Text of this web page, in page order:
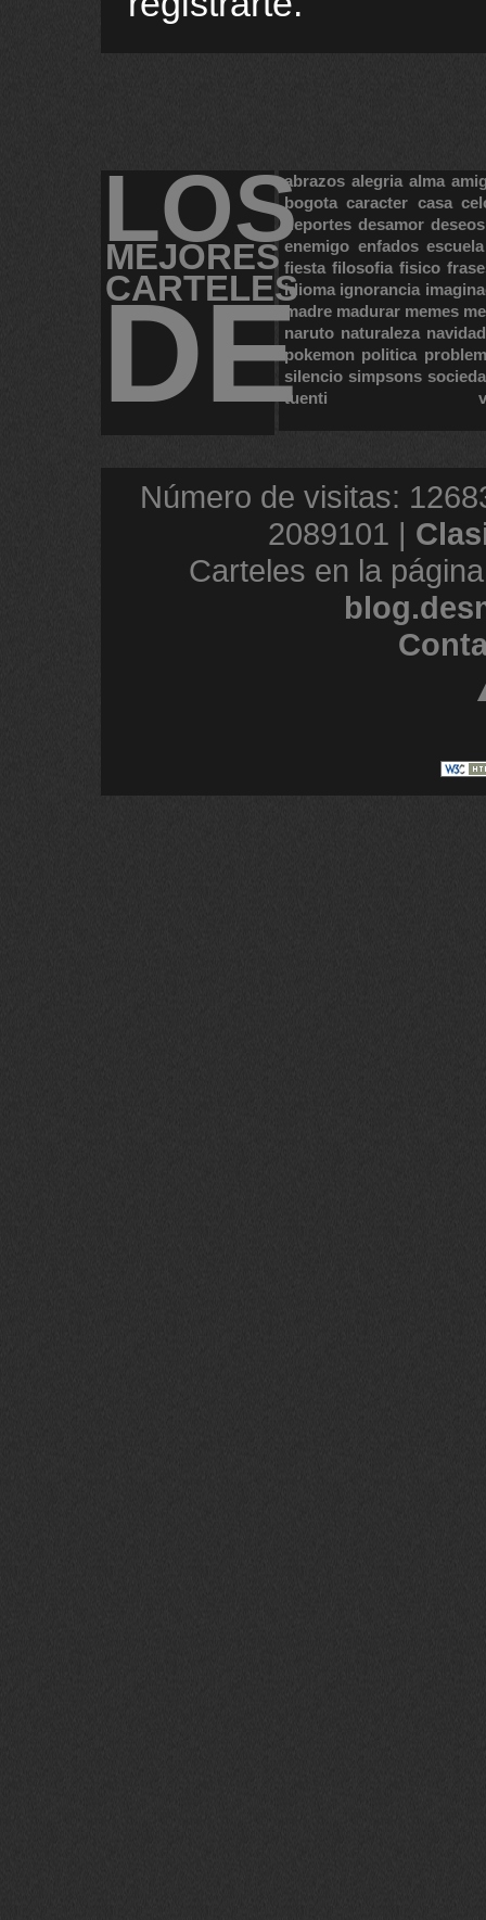
LOS
MEJORES
CARTELES
DE
abrazos alegria alma
bogota caracter casa
deportes desamor deseos
enemigo enfados escuela
fiesta filosofia fisico
idioma ignorancia
madre madurar memes
naruto naturaleza navidad
pokemon politica
silencio simpsons
tuenti
Número de visitas:
2089101 |
Carteles en la